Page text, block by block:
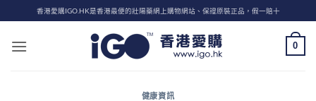
to
content
香港愛購IGO.HK是香港最便的壯陽藥網上購物網站、保證原裝正品，假一賠十
0
健康資訊